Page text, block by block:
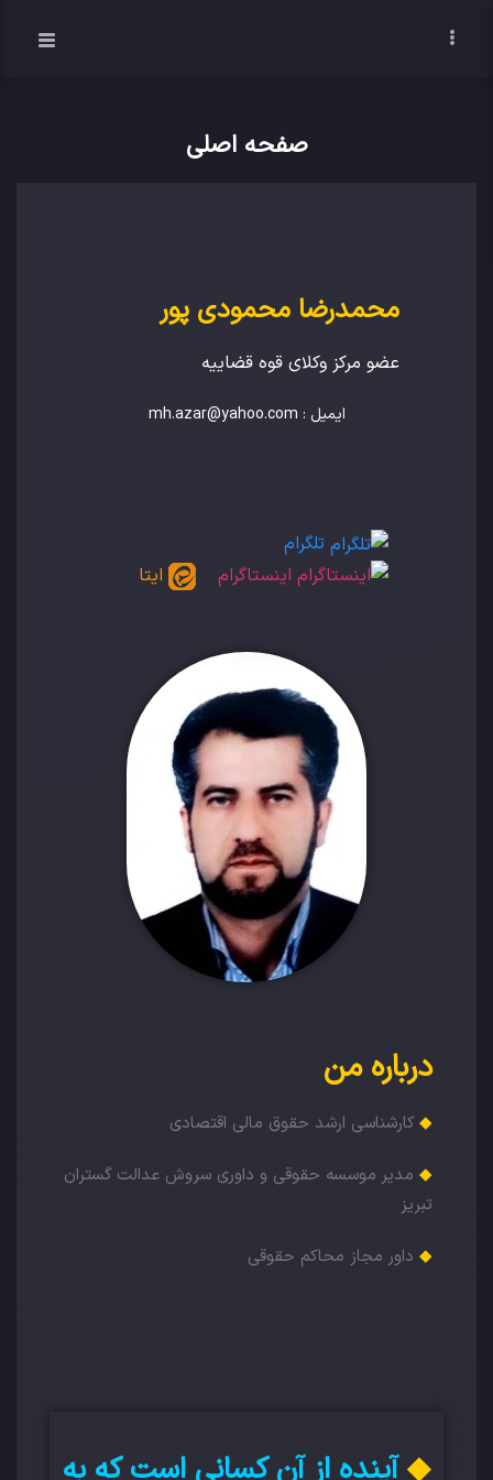
صفحه اصلی
محمدرضا محمودی پور
عضو مرکز وکلای قوه قضاییه
ایمیل : mh.azar@yahoo.com
تلگرام
اینستاگرام
ایتا
درباره من
◆کارشناسی ارشد حقوق مالی اقتصادی
◆ مدیر موسسه حقوقی و داوری سروش عدالت گستران
تبریز
◆ داور مجاز محاکم حقوقی
◆آینده از آن کسانی است که به